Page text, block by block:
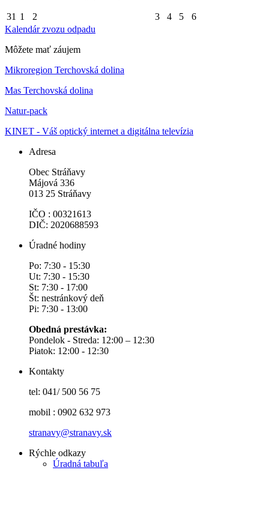
31 1 2 3 4 5
6
Kalendár zvozu odpadu
Môžete mať záujem
Mikroregion Terchovská dolina
Mas Terchovská dolina
Natur-pack
KINET - Váš optický internet a digitálna televízia
Adresa
Obec Stráňavy
Májová 336
013 25 Stráňavy
IČO : 00321613
DIČ: 2020688593
Úradné hodiny
Po: 7:30 - 15:30
Ut: 7:30 - 15:30
St: 7:30 - 17:00
Št: nestránkový deň
Pi: 7:30 - 13:00
Obedná prestávka:
Pondelok - Streda: 12:00 – 12:30
Piatok: 12:00 - 12:30
Kontakty
tel: 041/ 500 56 75
mobil : 0902 632 973
stranavy@stranavy.sk
Rýchle odkazy
Úradná tabuľa